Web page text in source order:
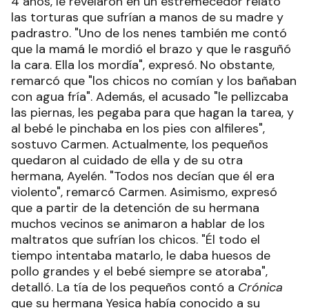
las torturas que sufrían a manos de su madre y
padrastro. "Uno de los nenes también me contó
que la mamá le mordió el brazo y que le rasguñó
la cara. Ella los mordía", expresó. No obstante,
remarcó que "los chicos no comían y los bañaban
con agua fría". Además, el acusado "le pellizcaba
las piernas, les pegaba para que hagan la tarea, y
al bebé le pinchaba en los pies con alfileres",
sostuvo Carmen. Actualmente, los pequeños
quedaron al cuidado de ella y de su otra
hermana, Ayelén. "Todos nos decían que él era
violento", remarcó Carmen. Asimismo, expresó
que a partir de la detención de su hermana
muchos vecinos se animaron a hablar de los
maltratos que sufrían los chicos. "Él todo el
tiempo intentaba matarlo, le daba huesos de
pollo grandes y el bebé siempre se atoraba",
detalló. La tía de los pequeños contó a Crónica
que su hermana Yesica había conocido a su